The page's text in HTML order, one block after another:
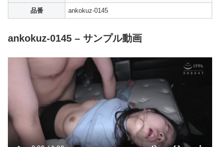
品番 ankokuz-0145
ankokuz-0145 – サンプル動画